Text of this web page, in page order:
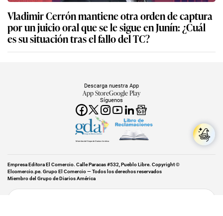
Vladimir Cerrón mantiene otra orden de captura
por un juicio oral que se le sigue en Junín: ¿Cuál
es su situación tras el fallo del TC?
Síguenos
Descarga nuestra App
App StoreGoogle Play
Miembro del Grupo de Diarios América
Empresa Editora El Comercio. Calle Paracas #532, Pueblo Libre. Copyright ©
Elcomercio.pe. Grupo El Comercio — Todos los derechos reservados
Miembro del Grupo de Diarios América